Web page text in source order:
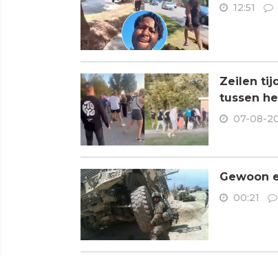
12:51
Zeilen
tussen
07-08-
Gewoon
00:21